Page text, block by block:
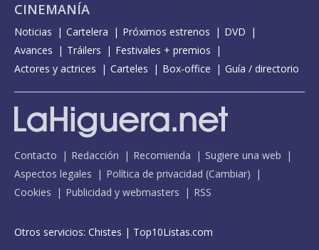
CINEMANÍA
Noticias Cartelera Próximos estrenos
DVD
Avances
Tráilers
Festivales + premios
Actores y actrices
Carteles Box-office Guía / directorio
Contacto Redacción Recomienda
Sugiere una web
Aspectos legales
Política de privacidad (Cambiar)
Cookies
Publicidad y webmasters RSS
Otros servicios: Chistes | Top10Listas.com